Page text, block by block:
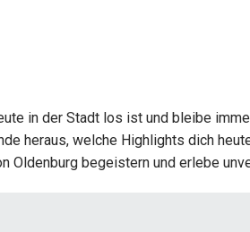
in der Stadt los ist und bleibe
heraus, welche Highlights dich
Oldenburg begeistern und erlebe